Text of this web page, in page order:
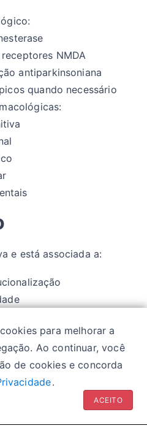
NMDA
antiparkinsoniana
quando necessário
e está associada a:
cuidador
Sintomas|
para melhorar a
Ao continuar, você
de cookies e concorda
.
ACEITO